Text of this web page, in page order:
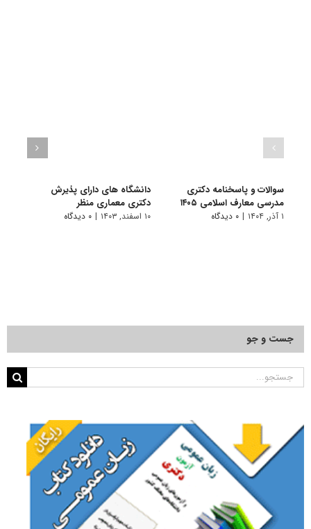
سوالات و پاسخنامه دکتری
مدرسی معارف اسلامی ۱۴۰۵
۱ آذر, ۱۴۰۴ | ۰ دیدگاه
دانشگاه های دارای پذیرش
دکتری ﻣﻌﻤﺎری منظر
۱۰ اسفند, ۱۴۰۳ | ۰ دیدگاه
جست و جو
جستجو